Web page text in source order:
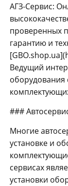
АГЗ-Сервис:
проверенных
гарантию и
Ведущий
###
Многие
установке и
сервисах
установки